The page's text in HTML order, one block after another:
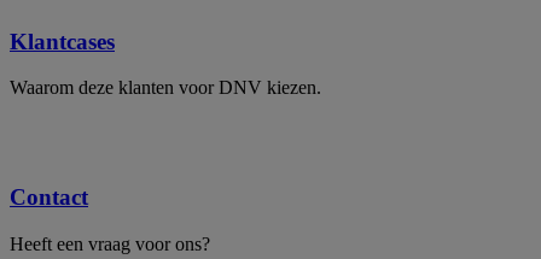
Klantcases
Waarom deze klanten voor DNV kiezen.
Contact
Heeft een vraag voor ons?